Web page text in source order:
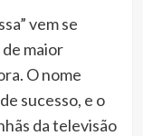
vem se
maior
O nome
sucesso, e o
da televisão